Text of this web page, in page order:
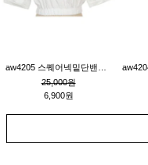
25,000원
6,900원